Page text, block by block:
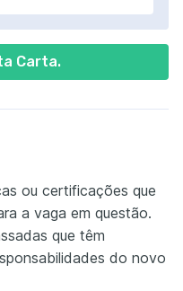
Carta.
ou certificações que
a vaga em questão.
que têm
do novo